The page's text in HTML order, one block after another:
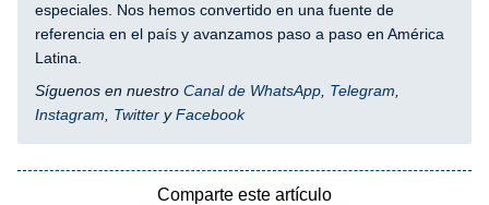
especiales. Nos hemos convertido en una fuente de
referencia en el país y avanzamos paso a paso en América
Latina.
Síguenos en nuestro Canal de WhatsApp Telegram
Instagram
Twitter yFacebook
Comparte este artículo